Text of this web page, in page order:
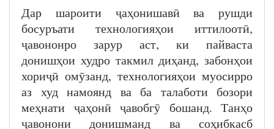
Дар шароити ҷаҳонишавӣ ва рушди
босуръати технологияҳои иттилоотӣ,
ҷавононро зарур аст, ки пайваста
донишҳои худро такмил диҳанд, забонҳои
хориҷӣ омӯзанд, технологияҳои муосирро
аз худ намоянд ва ба талаботи бозори
меҳнати ҷаҳонӣ ҷавобгӯ бошанд. Танҳо
ҷавонони донишманд ва соҳибкасб